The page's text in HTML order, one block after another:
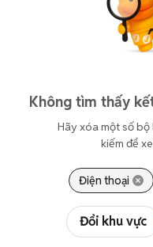
Không tìm thấy
Hãy xóa một số
kiếm để
Điện thoại
Đổi khu vực